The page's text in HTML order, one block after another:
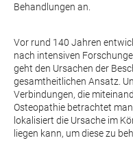
Behandlungen an.
Vor rund 140 Jahren
nach intensiven
geht den Ursachen der
gesamtheitlichen Ansatz.
Verbindungen, die
Osteopathie betrachtet
lokalisiert die Ursache im
liegen kann, um diese zu